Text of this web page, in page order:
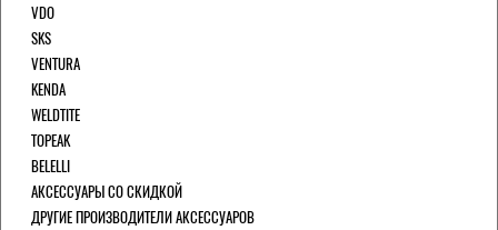
VDO
SKS
VENTURA
KENDA
WELDTITE
TOPEAK
BELELLI
АКСЕССУАРЫ СО СКИДКОЙ
ДРУГИЕ ПРОИЗВОДИТЕЛИ АКСЕССУАРОВ